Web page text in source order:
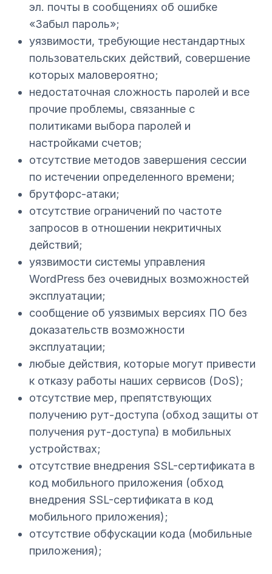
эл. почты в сообщениях об ошибке
«Забыл пароль»;
уязвимости, требующие нестандартных
пользовательских действий, совершение
которых маловероятно;
недостаточная сложность паролей и все
прочие проблемы, связанные с
политиками выбора паролей и
настройками счетов;
отсутствие методов завершения сессии
по истечении определенного времени;
брутфорс-атаки;
отсутствие ограничений по частоте
запросов в отношении некритичных
действий;
уязвимости системы управления
WordPress без очевидных возможностей
эксплуатации;
сообщение об уязвимых версиях ПО без
доказательств возможности
эксплуатации;
любые действия, которые могут привести
к отказу работы наших сервисов (DoS);
отсутствие мер, препятствующих
получению рут-доступа (обход защиты от
получения рут-доступа) в мобильных
устройствах;
отсутствие внедрения SSL-сертификата в
код мобильного приложения (обход
внедрения SSL-сертификата в код
мобильного приложения);
отсутствие обфускации кода (мобильные
приложения);